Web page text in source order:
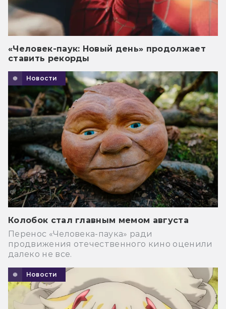
«Человек-паук: Новый день» продолжает
ставить рекорды
Новости
Колобок стал главным мемом августа
Перенос «Человека-паука» ради
продвижения отечественного кино оценили
далеко не все.
Новости